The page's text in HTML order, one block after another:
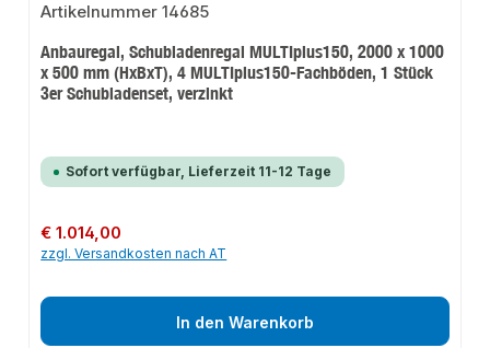
Anbauregal, Schubladenregal MULTIplus150, 2000 x 1000
x 500 mm (HxBxT), 4 MULTIplus150-Fachböden, 1 Stück
3er Schubladenset, verzinkt
Sofort verfügbar, Lieferzeit 11-12 Tage
Regulärer Preis:
€ 1.014,00
zzgl. Versandkosten nach AT
In den Warenkorb